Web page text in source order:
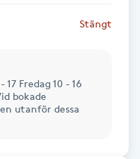
Stängt
Fredag 10 - 16
bokade
utanför dessa